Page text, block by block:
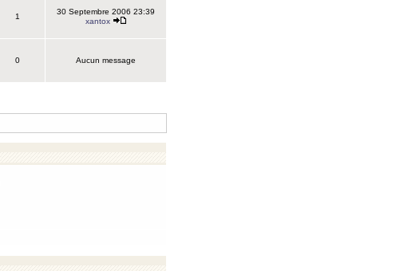
1
30 Septembre 2006 23:39
xantox
0 Aucun message